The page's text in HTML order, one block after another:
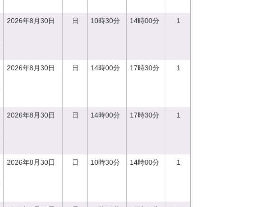
2026年8月30日 日 10時30分 14時00分 1
2026年8月30日 日 14時00分 17時30分 1
2026年8月30日 日 14時00分 17時30分 1
2026年8月30日 日 10時30分 14時00分 1